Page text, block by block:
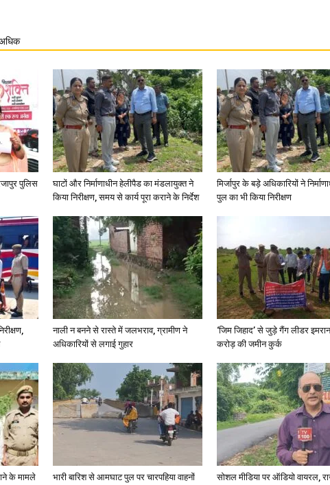
News
पुलिस
घाटों और निर्माणाधीन हेलीपैड का मंडलायुक्त ने
किया निरीक्षण, समय से कार्य पूरा कराने के निर्देश
मिर्जापुर के बड़े अधिकारियों ने
पुल का भी किया निरीक्षण
नाली न बनने से रास्ते में जलभराव, ग्रामीण ने
अधिकारियों से लगाई गुहार
‘जिम जिहाद’ से जुड़े गैंग लीडर
करोड़ की जमीन कुर्क
के मामले
भारी बारिश से आमघाट पुल पर चारपहिया वाहनों
सोशल मीडिया पर ऑडियो वायरल,